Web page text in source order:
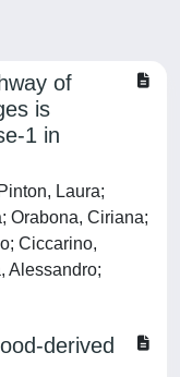
of
is
1 in
Laura;
Orabona, Ciriana;
Ciccarino,
Alessandro;